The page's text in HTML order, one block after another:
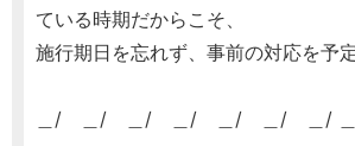
ている時期だからこそ、
施行期日を忘れず、事前の対応を予
＿/ ＿/ ＿/ ＿/ ＿/ ＿/ ＿/